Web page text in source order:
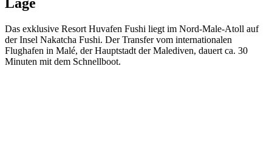
Lage
Das exklusive Resort Huvafen Fushi liegt im Nord-Male-Atoll auf
der Insel Nakatcha Fushi. Der Transfer vom internationalen
Flughafen in Malé, der Hauptstadt der Malediven, dauert ca. 30
Minuten mit dem Schnellboot.